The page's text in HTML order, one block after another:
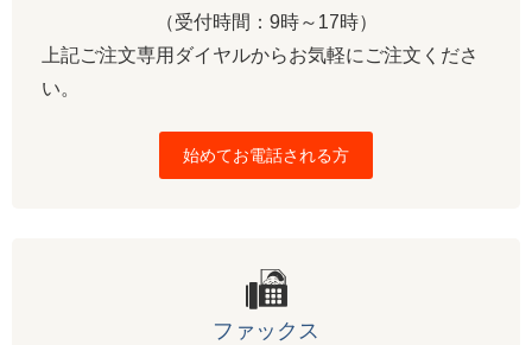
（受付時間：9時～17時）
上記ご注文専用ダイヤルからお気軽にご注文くださ
い。
始めてお電話される方
ファックス